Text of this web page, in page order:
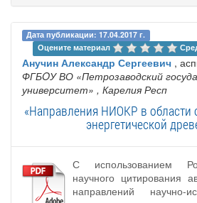
Дата публикации: 17.04.2017 г.
Оцените материал
Анучин Александр Сергеевич ,
ФГБOУ ВО «Петрозаводский
университет» , Карелия Респ
«Направления НИОКР в области
энергетической
С использованием
научного цитирования
направлений научно-